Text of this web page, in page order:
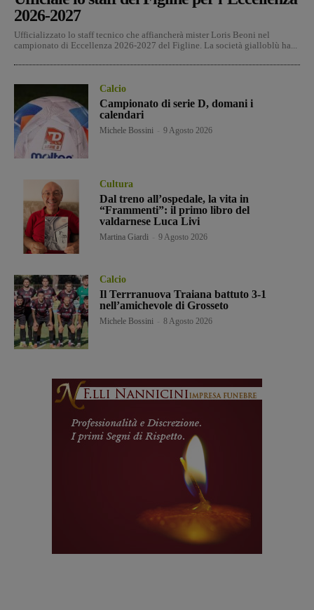
2026-2027
Ufficializzato lo staff tecnico che affiancherà mister Loris Beoni nel
campionato di Eccellenza 2026-2027 del Figline. La società gialloblù ha...
Calcio
Campionato di serie D, domani i
calendari
Michele Bossini 9 Agosto 2026
Cultura
Dal treno all’ospedale, la vita in
“Frammenti”: il primo libro del
valdarnese Luca Livi
Martina Giardi 9 Agosto 2026
Calcio
Il Terrranuova Traiana battuto 3-1
nell’amichevole di Grosseto
Michele Bossini 8 Agosto 2026